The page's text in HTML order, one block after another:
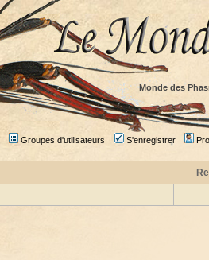
Monde des
Groupes d'utilisateurs S'enregistrer